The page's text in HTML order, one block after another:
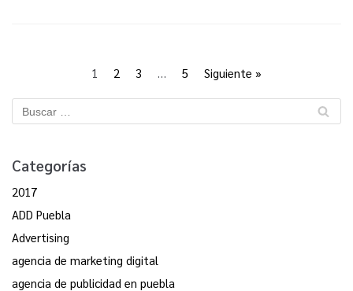
1 2 3 5 Siguiente »
Categorías
2017
ADD Puebla
Advertising
agencia de marketing digital
agencia de publicidad en puebla